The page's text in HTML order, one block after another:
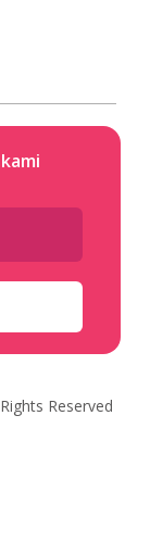
Reserved